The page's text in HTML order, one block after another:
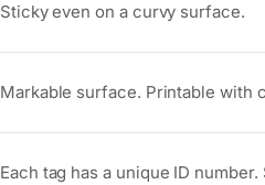
Sticky even on a curvy surface.
Markable surface. Printable with
Each tag has a unique ID